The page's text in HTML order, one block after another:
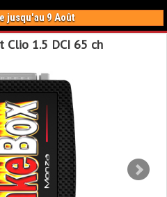
jusqu'au 9 Août
Clio 1.5 DCI 65 ch